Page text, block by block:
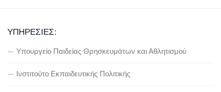
ΥΠΗΡΕΣΊΕΣ:
Υπουργείο Παιδείας Θρησκευμάτων και Αθλητισμού
Ινστιτούτο Εκπαιδευτικής Πολιτικής